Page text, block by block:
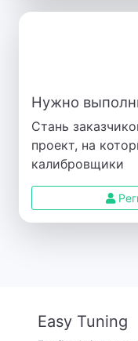
Нужно
Стань
проект, на
калибровщики
Easy Tuning